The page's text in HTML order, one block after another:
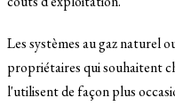
Les systèmes au gaz naturel
propriétaires qui souhaitent
l'utilisent de façon plus